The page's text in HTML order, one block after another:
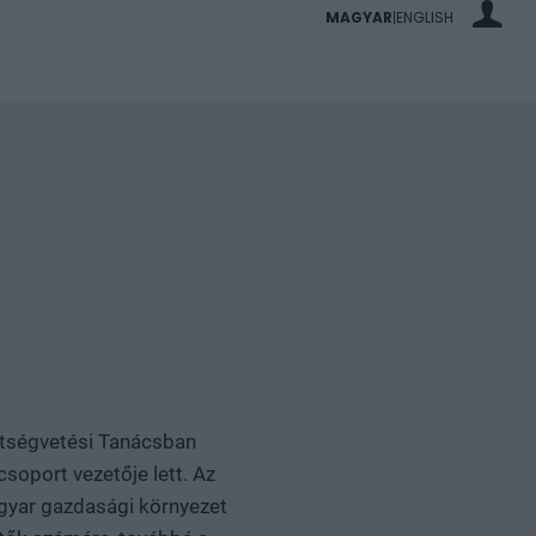
MAGYAR|ENGLISH
Tanácsban
vezetője lett. Az
gazdasági környezet